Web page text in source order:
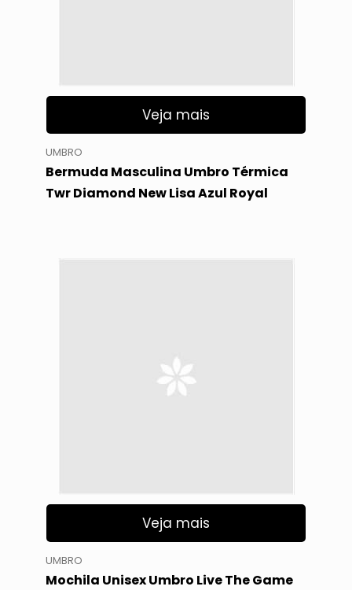
Veja mais
UMBRO
Bermuda Masculina Umbro Térmica
Twr Diamond New Lisa Azul Royal
Veja mais
UMBRO
Mochila Unisex Umbro Live The Game